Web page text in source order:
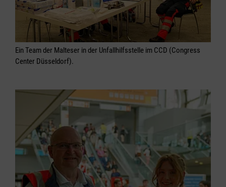
Ein Team der Malteser in der Unfallhilfsstelle im CCD (Congress
Center Düsseldorf).